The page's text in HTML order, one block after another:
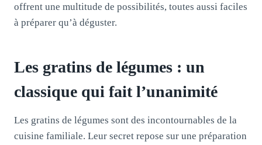
offrent une multitude de possibilités, toutes aussi faciles
à préparer qu’à déguster.
Les gratins de légumes : un
classique qui fait l’unanimité
Les gratins de légumes sont des incontournables de la
cuisine familiale. Leur secret repose sur une préparation